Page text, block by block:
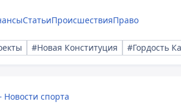
СтатьиПроисшествияПраво
#Новая Конституция #Гордость
спорта